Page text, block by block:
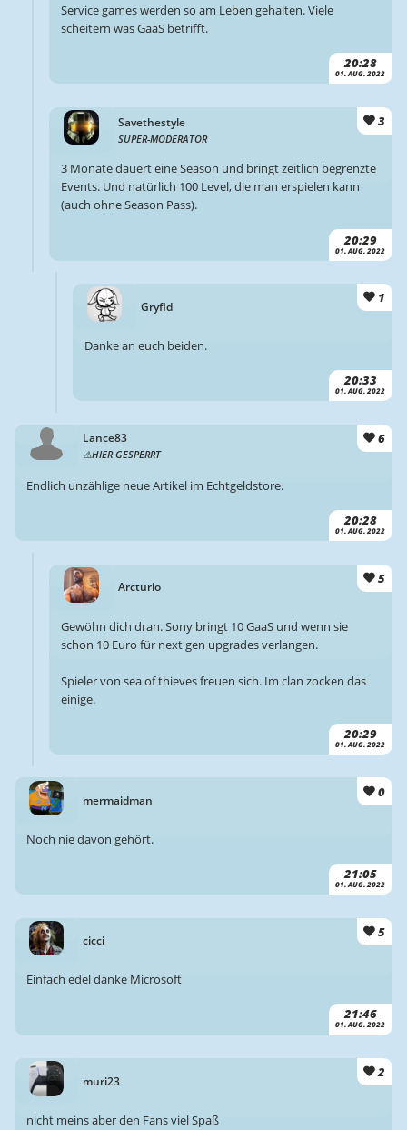
20:28
01. AUG. 2022
Service games werden so am Leben gehalten. Viele
scheitern was GaaS betrifft.
Savethestyle
SUPER-MODERATOR
3
20:29
01. AUG. 2022
3 Monate dauert eine Season und bringt zeitlich begrenzte
Events. Und natürlich 100 Level, die man erspielen kann
(auch ohne Season Pass).
Gryfid
1
20:33
01. AUG. 2022
Danke an euch beiden.
Lance83
HIER GESPERRT
6
20:28
01. AUG. 2022
Endlich unzählige neue Artikel im Echtgeldstore.
Arcturio
5
20:29
01. AUG. 2022
Gewöhn dich dran. Sony bringt 10 GaaS und wenn sie
schon 10 Euro für next gen upgrades verlangen.
Spieler von sea of thieves freuen sich. Im clan zocken das
einige.
mermaidman
0
21:05
01. AUG. 2022
Noch nie davon gehört.
cicci
5
21:46
01. AUG. 2022
Einfach edel danke Microsoft
muri23
2
nicht meins aber den Fans viel Spaß